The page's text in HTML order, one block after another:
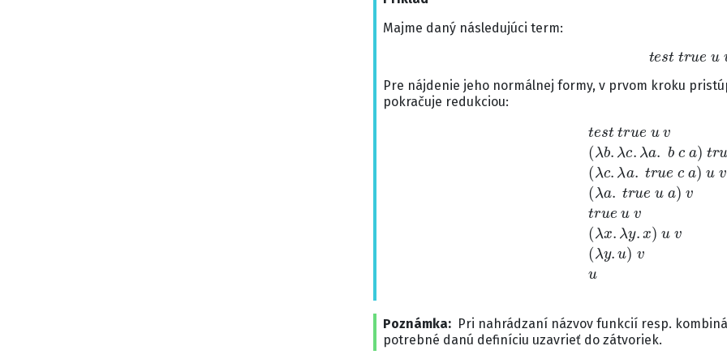
Majme daný následujúci term:
test true u
Pre nájdenie jeho normálnej formy, v prvom kroku
pokračuje redukciou:
true u v → (λ
(λx.λy. x) u
Poznámka
Pri nahrádzaní názvov funkcií resp.
potrebné danú definíciu uzavrieť do zátvoriek.